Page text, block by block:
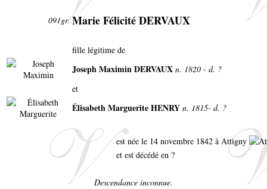
091gr. Marie Félicité DERVAUX
fille légitime de
Joseph Maximin DERVAUX n. 1820 - d. ?
et
Élisabeth Marguerite HENRY n. 1815- d. ?
est née le 14 novembre 1842 à Attigny
et est décédé en ?
Descendance inconnue.